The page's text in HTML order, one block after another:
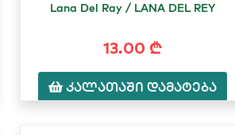
Lana Del Ray / LANA DEL REY
13.00 ₾
კალათაში დამატება